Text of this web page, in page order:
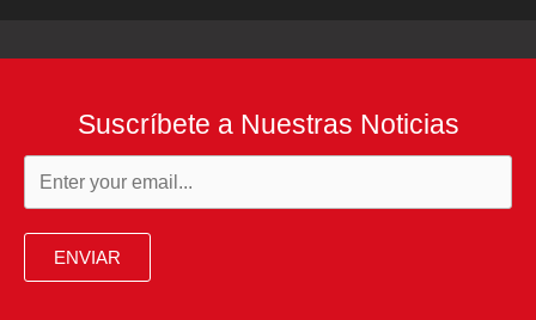
Suscríbete a Nuestras Noticias
ENVIAR